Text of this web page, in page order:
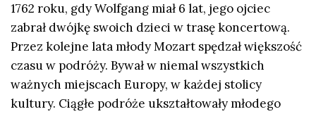
1762 roku, gdy Wolfgang miał 6 lat, jego ojciec
zabrał dwójkę swoich dzieci w trasę koncertową.
Przez kolejne lata młody Mozart spędzał większość
czasu w podróży. Bywał w niemal wszystkich
ważnych miejscach Europy, w każdej stolicy
kultury. Ciągłe podróże ukształtowały młodego